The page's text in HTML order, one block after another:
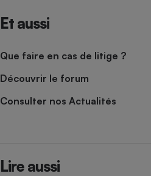
Et aussi
Que faire en cas de litige ?
Découvrir le forum
Consulter nos Actualités
Lire aussi